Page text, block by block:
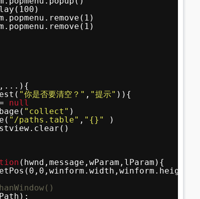
"你是否要清空？" , "提示" )){
null
"collect" )
"/paths.table" , "{}"
)
(hwnd,message,wParam,lParam){